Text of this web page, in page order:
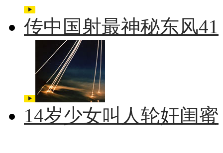
传中国射最神秘东风41
14岁少女叫人轮奸闺蜜